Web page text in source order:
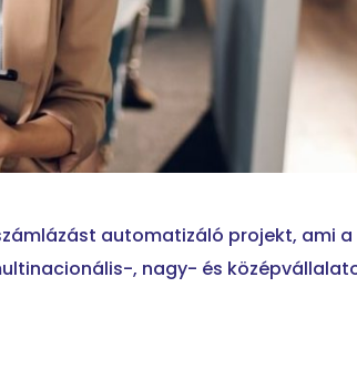
automatizáló projekt, ami a
, nagy- és